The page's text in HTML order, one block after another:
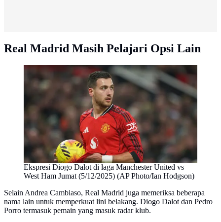
Real Madrid Masih Pelajari Opsi Lain
Ekspresi Diogo Dalot di laga Manchester United vs
West Ham Jumat (5/12/2025) (AP Photo/Ian Hodgson)
Selain Andrea Cambiaso, Real Madrid juga memeriksa beberapa
nama lain untuk memperkuat lini belakang. Diogo Dalot dan Pedro
Porro termasuk pemain yang masuk radar klub.